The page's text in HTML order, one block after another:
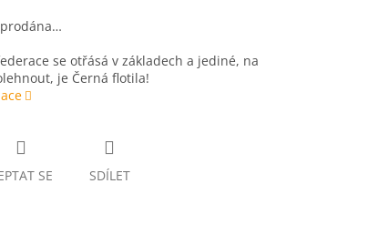
se otřásá v základech a jediné, na
je Černá flotila!
SE SDÍLET